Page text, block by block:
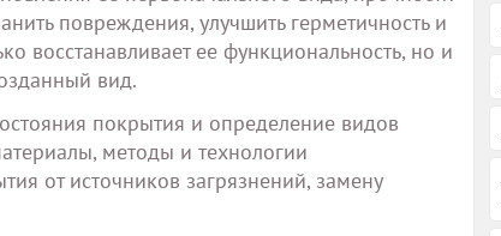
повреждения, улучшить герметичность и
восстанавливает ее функциональность, но и
вид.
покрытия и определение видов
методы и технологии
от источников загрязнений, замену